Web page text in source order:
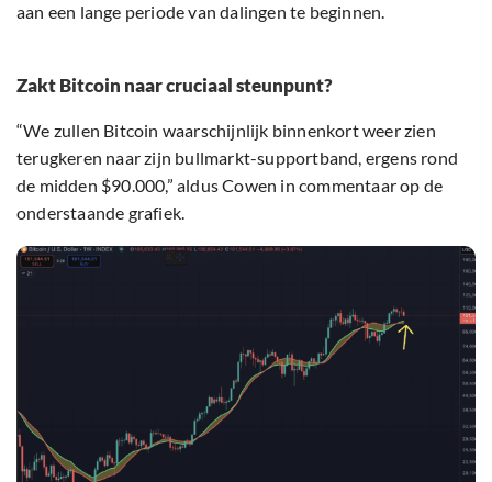
aan een lange periode van dalingen te beginnen.
Zakt Bitcoin naar cruciaal steunpunt?
“We zullen Bitcoin waarschijnlijk binnenkort weer zien
terugkeren naar zijn bullmarkt-supportband, ergens rond
de midden $90.000,” aldus Cowen in commentaar op de
onderstaande grafiek.